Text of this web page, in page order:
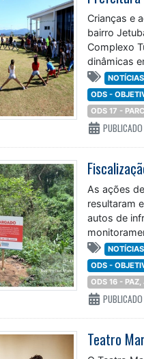
Crianças e
bairro
Complexo
dinâmicas
desde oNOTÍCIAS
ODS -
ODS 17 -
As ações
resultaram
autos de
são NOTÍCIAS
ODS -
ODS 16 - PAZ,